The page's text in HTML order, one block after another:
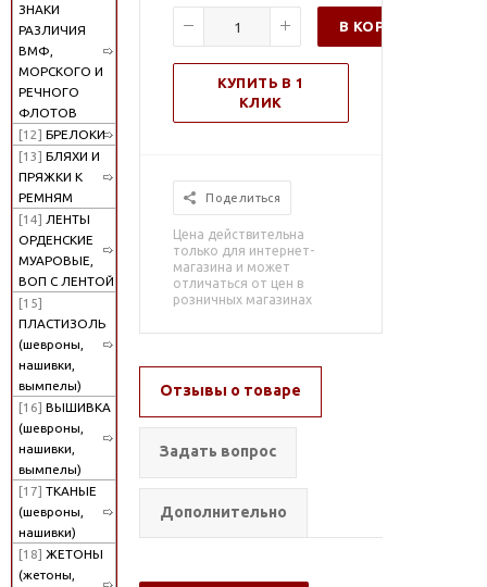
ЗНАКИ
РАЗЛИЧИЯ
ВМФ,
МОРСКОГО И
РЕЧНОГО
ФЛОТОВ
[12] БРЕЛОКИ
[13] БЛЯХИ И
ПРЯЖКИ К
РЕМНЯМ
[14] ЛЕНТЫ
ОРДЕНСКИЕ
МУАРОВЫЕ,
ВОП С ЛЕНТОЙ
[15]
ПЛАСТИЗОЛЬ
(шевроны,
нашивки,
вымпелы)
[16] ВЫШИВКА
(шевроны,
нашивки,
вымпелы)
[17] ТКАНЫЕ
(шевроны,
нашивки)
[18] ЖЕТОНЫ
(жетоны,
В КОРЗИНУ
КУПИТЬ В 1
КЛИК
Поделиться
Цена действительна
только для интернет-
магазина и может
отличаться от цен в
розничных магазинах
Отзывы о товаре
Задать вопрос
Дополнительно